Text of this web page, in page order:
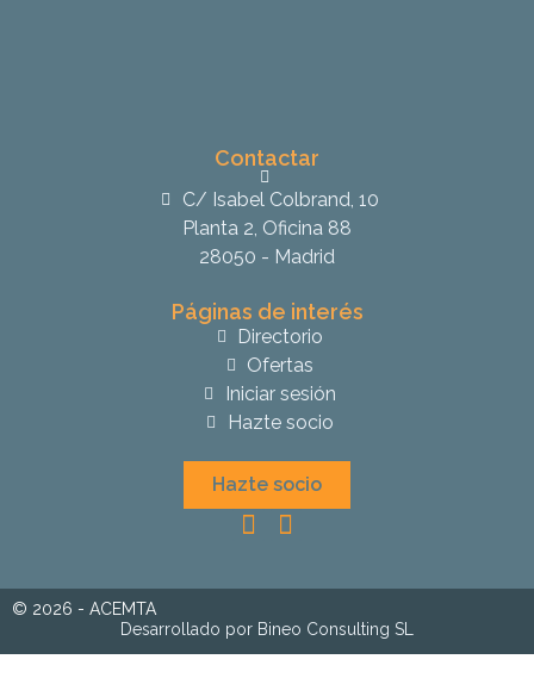
Contactar
C/ Isabel Colbrand, 10
Planta 2, Oficina 88
28050 - Madrid
Páginas de interés
Directorio
Ofertas
Iniciar sesión
Hazte socio
Hazte socio
© 2026 - ACEMTA
Desarrollado por Bineo Consulting SL